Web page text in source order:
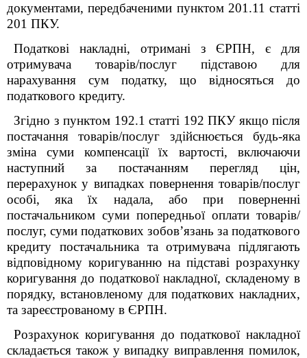
документами, передбаченими пунктом 201.11 статті
201 ПКУ.
Податкові накладні, отримані з ЄРПН, є для
отримувача товарів/послуг підставою для
нарахування сум податку, що відносяться до
податкового кредиту.
Згідно з пунктом 192.1 статті 192 ПКУ якщо після
постачання товарів/послуг здійснюється будь-яка
зміна суми компенсації їх вартості, включаючи
наступний за постачанням перегляд цін,
перерахунок у випадках повернення товарів/послуг
особі, яка їх надала, або при поверненні
постачальником суми попередньої оплати товарів/
послуг, суми податкових зобов’язань за податкового
кредиту постачальника та отримувача підлягають
відповідному коригуванню на підставі розрахунку
коригування до податкової накладної, складеному в
порядку, встановленому для податкових накладних,
та зареєстрованому в ЄРПН.
Розрахунок коригування до податкової накладної
складається також у випадку виправлення помилок,